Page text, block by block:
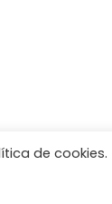
de cookies.